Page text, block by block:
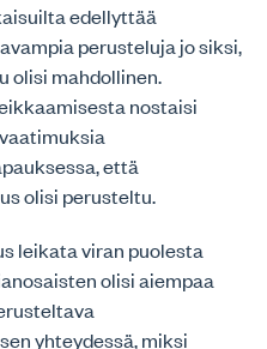
edellyttää
perusteluja jo siksi,
olisi mahdollinen.
nostaisi
että
olisi perusteltu.
leikata viran puolesta
olisi aiempaa
yhteydessä, miksi